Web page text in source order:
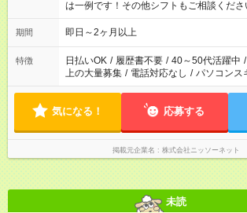
は一例です！その他シフトもご相談くださ
期間 即日～2ヶ月以上
特徴 日払いOK / 履歴書不要 / 40～50代活躍中 /
上の大量募集 / 電話対応なし / パソコンス
気になる！ 応募する
掲載元企業名 株式会社ニッソーネット
未読